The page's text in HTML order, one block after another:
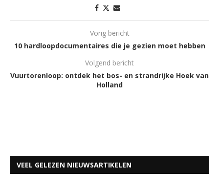
Vorig bericht
10 hardloopdocumentaires die je gezien moet hebben
Volgend bericht
Vuurtorenloop: ontdek het bos- en strandrijke Hoek van
Holland
VEEL GELEZEN NIEUWSARTIKELEN